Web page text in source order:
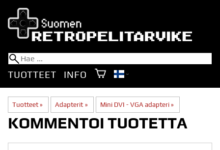
TUOTTEET INFO
Tuotteet ‪» Adapterit ‪» Mini DVI - VGA adapteri ‪»
KOMMENTOI TUOTETTA